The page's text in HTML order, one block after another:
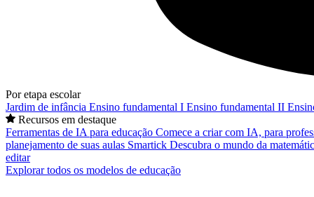
Por etapa escolar
Jardim de infância Ensino fundamental I Ensino fundamental II
Recursos em destaque
Ferramentas de IA para educação Comece a criar com IA, para
planejamento de suas aulas Smartick Descubra o mundo da
editar
Explorar todos os modelos de educação